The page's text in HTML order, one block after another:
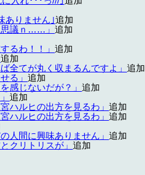
ありません｣追加
議ｎ……」 追加
るわ！！」 追加
追加
全てが丸く収まるんですよ」 追加
る」 追加
感じないだが？」 追加
追加
ハルヒの出方を見るわ」 追加
ハルヒの出方を見るわ」 追加
人間に興味ありません」 追加
クリトリスが」 追加